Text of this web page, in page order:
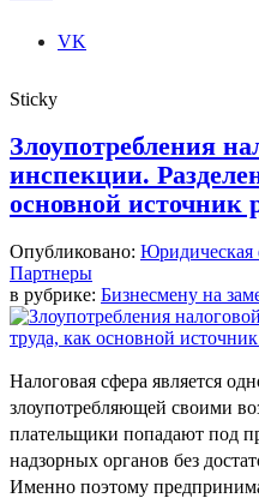
VK
Sticky
Злоупотребления
инспекции.
основной источник
Опубликовано:
Партнеры
в рубрике: Бизнесмену на
Налоговая сфера является
злоупотребляющей своими
плательщики попадают под
надзорных органов без
Именно поэтому